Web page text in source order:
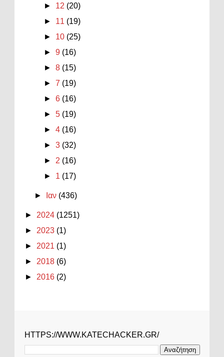
► 12 (20)
► 11 (19)
► 10 (25)
►9 (16)
►8 (15)
►7 (19)
►6 (16)
►5 (19)
►4 (16)
►3 (32)
► 2 (16)
► 1 (17)
► Ιαν (436)
► 2024 (1251)
► 2023 (1)
► 2021 (1)
► 2018 (6)
► 2016 (2)
HTTPS://WWW.KATECHACKER.GR/